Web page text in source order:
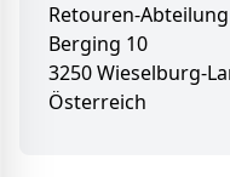
Retouren-Abteilung
Berging 10
3250 Wieselburg-
Österreich